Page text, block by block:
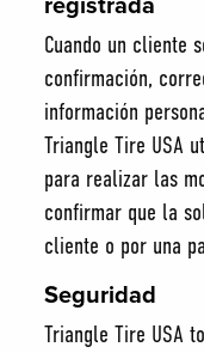
registrada
Cuando un cliente
confirmación,
información
Triangle Tire USA
para realizar las
confirmar que la
cliente o por una
Seguridad
Triangle Tire USA